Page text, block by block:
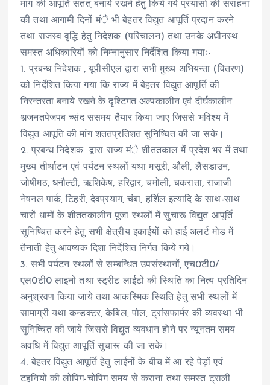
मांग की आपूर्ति सतत् बनाये रखने हेतु किये गये प्रयासों की सराहना
की तथा आगामी दिनों मंे भी बेहतर विद्युत आपूर्ति प्रदान करने
तथा राजस्व वृद्धि हेतु निदेशक (परिचालन) तथा उनके अधीनस्थ
समस्त अधिकारियों को निम्नानुसार निर्देशित किया गयाः-
1. प्रबन्ध निदेशक , यूपीसीएल द्वारा सभी मुख्य अभियन्ता (वितरण)
को निर्देशित किया गया कि राज्य में बेहतर विद्युत आपूर्ति की
निरन्तरता बनाये रखने के दृश्टिगत अल्पकालीन एवं दीर्घकालीन
थ्नजनतपेजपब च्संद ससमय तैयार किया जाए जिससे भविश्य में
विद्युत आपूति की मांग शततप्रतिशत सुनिष्चित की जा सके।
2. प्रबन्ध निदेशक द्वारा राज्य मंे शीततकाल में प्रदेश भर में तथा
मुख्य तीर्थाटन एवं पर्यटन स्थलों यथा मसूरी, औली, लैंसडाउन,
जोषीमठ, धनौल्टी, ऋशिकेष, हरिद्वार, चमोली, चकराता, राजाजी
नेषनल पार्क, टिहरी, देवप्रयाग, चंबा, हर्शिल इत्यादि के साथ-साथ
चारों धामों के शीततकालीन पूजा स्थलों में सुचारू विद्युत आपूर्ति
सुनिष्चित करने हेतु सभी क्षेत्रीय इकाईयों को हाई अलर्ट मोड में
तैनाती हेतु आवष्यक दिशा निर्देशित निर्गत किये गये।
3. सभी पर्यटन स्थलों से सम्बन्धित उपसंस्थानों, एच0टी0/
एल0टी0 लाइनों तथा स्ट्रीट लाईटों की स्थिति का नित्य प्रतिदिन
अनुश्रवण किया जाये तथा आकस्मिक स्थिति हेतु सभी स्थलों में
सामाग्री यथा कन्डक्टर, केबिल, पोल, ट्रांसफार्मर की व्यवस्था भी
सुनिष्चित की जाये जिससे विद्युत व्यवधान होने पर न्यूनतम समय
अवधि में विद्युत आपूर्ति सुचारू की जा सके।
4. बेहतर विद्युत आपूर्ति हेतु लाईनों के बीच में आ रहे पेड़ों एवं
टहनियों की लोपिंग-चोपिंग समय से कराना तथा समस्त ट्राली